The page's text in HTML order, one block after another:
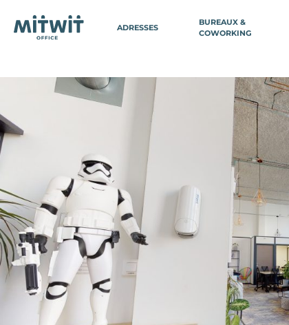
ADRESSES
BELGIQUE
Anvers
Wavre Nord
Bruxelles
Bruxelles Avenue Louise
Bruxelles Parlement EU
Bruxelles Gare Centrale
SUISSE
Genève
PARIS
Paris 3
Paris 3
Paris 3
Paris
Paris 8
Paris
Paris
Paris
Paris
Paris
Paris
Paris
BUREAUX &
COWORKING